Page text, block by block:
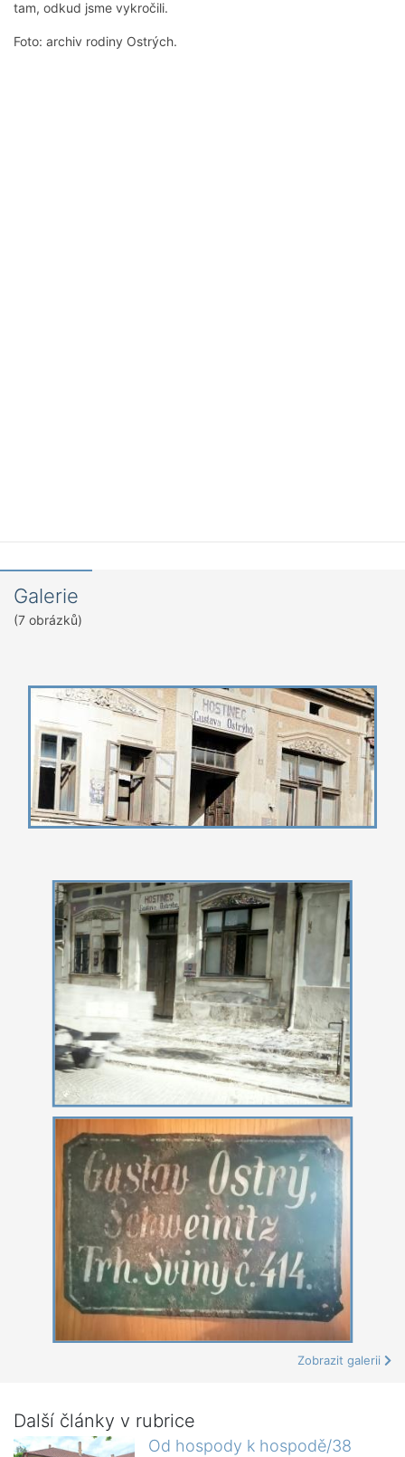
tam, odkud jsme vykročili.
Foto: archiv rodiny Ostrých.
Galerie
(7 obrázků)
Zobrazit galerii
Další články v rubrice
Od hospody k hospodě/38